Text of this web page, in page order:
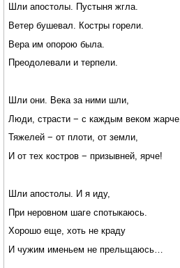
Шли апостолы. Пустыня жгла.
Ветер бушевал. Костры горели.
Вера им опорою была.
Преодолевали и терпели.
Шли они. Века за ними шли,
Люди, страсти − с каждым веком жарче,
Тяжелей − от плоти, от земли,
И от тех костров − призывней, ярче!
Шли апостолы. И я иду,
При неровном шаге спотыкаюсь.
Хорошо еще, хоть не краду
И чужим именьем не прельщаюсь…